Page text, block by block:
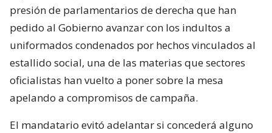
presión de parlamentarios de derecha que han
pedido al Gobierno avanzar con los indultos a
uniformados condenados por hechos vinculados al
estallido social, una de las materias que sectores
oficialistas han vuelto a poner sobre la mesa
apelando a compromisos de campaña.
El mandatario evitó adelantar si concederá alguno